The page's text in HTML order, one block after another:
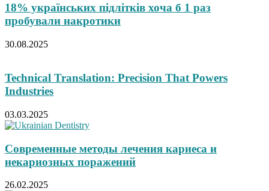
18% українських підлітків хоча б 1 раз
пробували накротики
30.08.2025
Technical Translation: Precision That Powers
Industries
03.03.2025
Современные методы лечения кариеса и
некариозных поражений
26.02.2025